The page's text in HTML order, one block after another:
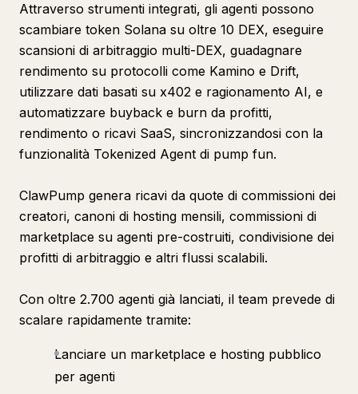
Attraverso strumenti integrati, gli agenti possono
scambiare token Solana su oltre 10 DEX, eseguire
scansioni di arbitraggio multi-DEX, guadagnare
rendimento su protocolli come Kamino e Drift,
utilizzare dati basati su x402 e ragionamento AI, e
automatizzare buyback e burn da profitti,
rendimento o ricavi SaaS, sincronizzandosi con la
funzionalità Tokenized Agent di pump fun.
ClawPump genera ricavi da quote di commissioni dei
creatori, canoni di hosting mensili, commissioni di
marketplace su agenti pre-costruiti, condivisione dei
profitti di arbitraggio e altri flussi scalabili.
Con oltre 2.700 agenti già lanciati, il team prevede di
scalare rapidamente tramite:
Lanciare un marketplace e hosting pubblico
per agenti